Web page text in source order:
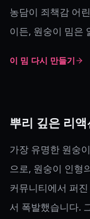
농담이 죄책감 어
이든, 원숭이 밈은
이 밈 다시 만들기
뿌리 깊은 리액
가장 유명한 원숭
으로, 원숭이 인형
커뮤니티에서 퍼
서 폭발했습니다.